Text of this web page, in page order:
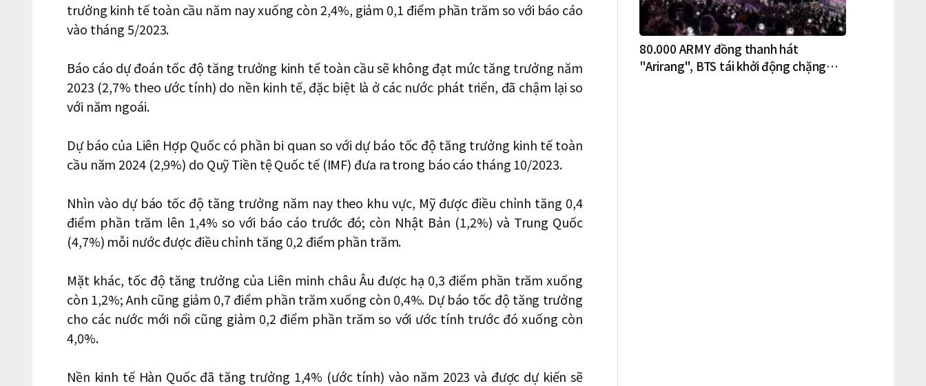
trưởng kinh tế toàn cầu năm nay xuống còn 2,4%, giảm 0,1 điểm phần trăm so với báo cáo
vào tháng 5/2023.
Báo cáo dự đoán tốc độ tăng trưởng kinh tế toàn cầu sẽ không đạt mức tăng trưởng năm
2023 (2,7% theo ước tính) do nền kinh tế, đặc biệt là ở các nước phát triển, đã chậm lại so
với năm ngoái.
Dự báo của Liên Hợp Quốc có phần bi quan so với dự báo tốc độ tăng trưởng kinh tế toàn
cầu năm 2024 (2,9%) do Quỹ Tiền tệ Quốc tế (IMF) đưa ra trong báo cáo tháng 10/2023.
Nhìn vào dự báo tốc độ tăng trưởng năm nay theo khu vực, Mỹ được điều chỉnh tăng 0,4
điểm phần trăm lên 1,4% so với báo cáo trước đó; còn Nhật Bản (1,2%) và Trung Quốc
(4,7%) mỗi nước được điều chỉnh tăng 0,2 điểm phần trăm.
Mặt khác, tốc độ tăng trưởng của Liên minh châu Âu được hạ 0,3 điểm phần trăm xuống
còn 1,2%; Anh cũng giảm 0,7 điểm phần trăm xuống còn 0,4%. Dự báo tốc độ tăng trưởng
cho các nước mới nổi cũng giảm 0,2 điểm phần trăm so với ước tính trước đó xuống còn
4,0%.
Nền kinh tế Hàn Quốc đã tăng trưởng 1,4% (ước tính) vào năm 2023 và được dự kiến sẽ
80.000 ARMY đồng thanh hát
"Arirang", BTS tái khởi động chặng